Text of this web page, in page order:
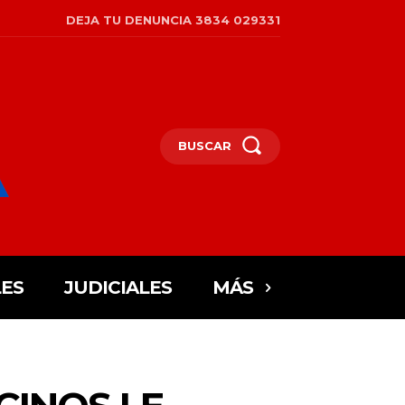
DEJA TU DENUNCIA 3834 029331
BUSCAR
JUDICIALES MÁS